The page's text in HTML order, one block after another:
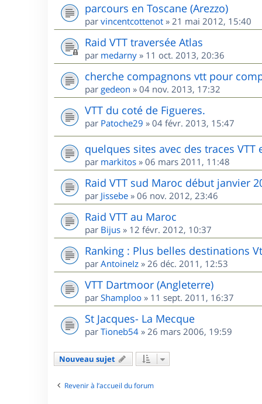
parcours en Toscane (Arezzo)
par vincentcottenot » 21 mai 2012, 15:40
Raid VTT traversée Atlas
par medarny » 11 oct. 2013, 20:36
cherche compagnons vtt pour
par gedeon » 04 nov. 2013, 17:32
VTT du coté de Figueres.
par Patoche29 » 04 févr. 2013, 15:47
quelques sites avec des traces VTT
par markitos » 06 mars 2011, 11:48
Raid VTT sud Maroc début janvier
par Jissebe » 06 nov. 2012, 23:46
Raid VTT au Maroc
par Bijus » 12 févr. 2012, 10:37
Ranking : Plus belles destinations
par AntoineIz » 26 déc. 2011, 12:53
VTT Dartmoor (Angleterre)
par Shamploo » 11 sept. 2011, 16:37
St Jacques- La Mecque
par Tioneb54 » 26 mars 2006, 19:59
Nouveau sujet
Revenir à l’accueil du forum